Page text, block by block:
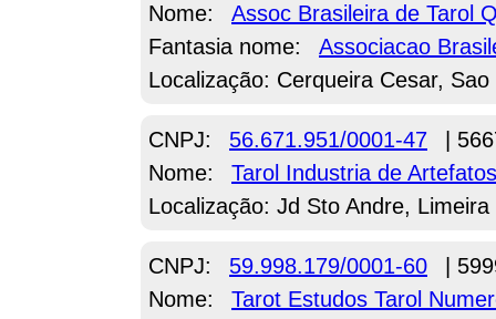
Nome:
Assoc Brasileira de Tarol
Fantasia nome:
Associacao
Localização: Cerqueira Cesar,
CNPJ: 56.671.951/0001-47
|
Nome:
Tarol Industria de
Localização: Jd Sto Andre, Limeira
CNPJ: 59.998.179/0001-60
|
Nome:
Tarot Estudos Tarol